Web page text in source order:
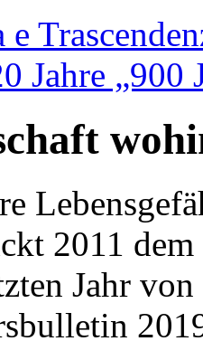
e
Jahre „900
2011
Jahr